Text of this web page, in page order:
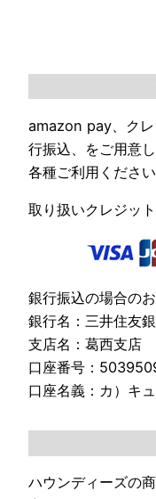
amazon pay、クレ
行振込、をご用意
各種ご利用ください
取り扱いクレジッ
銀行振込の場合の
銀行名：三井住友銀
支店名：葛西支店
口座番号：
口座名義：カ）キ
ハウンディーズの